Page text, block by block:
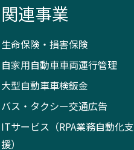
関連事業
生命保険・損害保険
自家用自動車車両運行管理
大型自動車車検鈑金
バス・タクシー交通広告
ITサービス（RPA業務自動化支
援）